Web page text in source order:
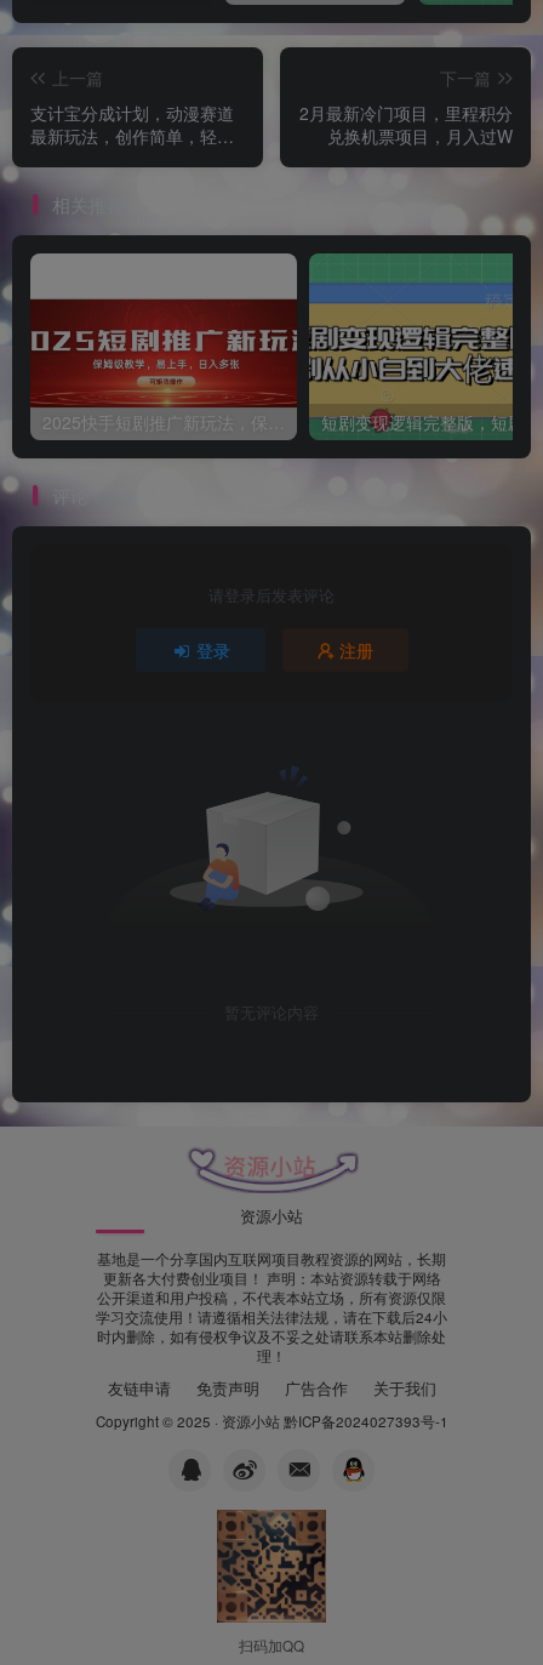
上一篇
支计宝分成计划，动漫赛道
最新玩法，创作简单，轻松
下一篇
2月最新冷门项目，里程积分
兑换机票项目，月入过W
相关推荐
请登录后发表评论
登录 注册
暂无评论内容
资源小站
基地是一个分享国内互联网项目教程资源的网站，长期
更新各大付费创业项目！ 声明：本站资源转载于网络
公开渠道和用户投稿，不代表本站立场，所有资源仅限
学习交流使用！请遵循相关法律法规，请在下载后24小
时内删除，如有侵权争议及不妥之处请联系本站删除处
理！
友链申请 免责声明 广告合作 关于我们
Copyright © 2025 · 资源小站 黔ICP备2024027393号-1
扫码加QQ